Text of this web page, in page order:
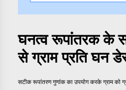
घनत्व रूपांतरक के
से ग्राम प्रति घन
सटीक रूपांतरण गुणांक का उपयोग करके ग्राम को